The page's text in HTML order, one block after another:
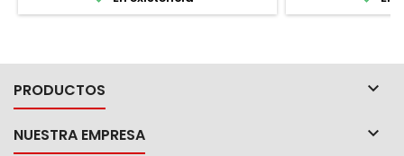
fresno americano de 48"
PRODUCTOS 
NUESTRA EMPRESA 